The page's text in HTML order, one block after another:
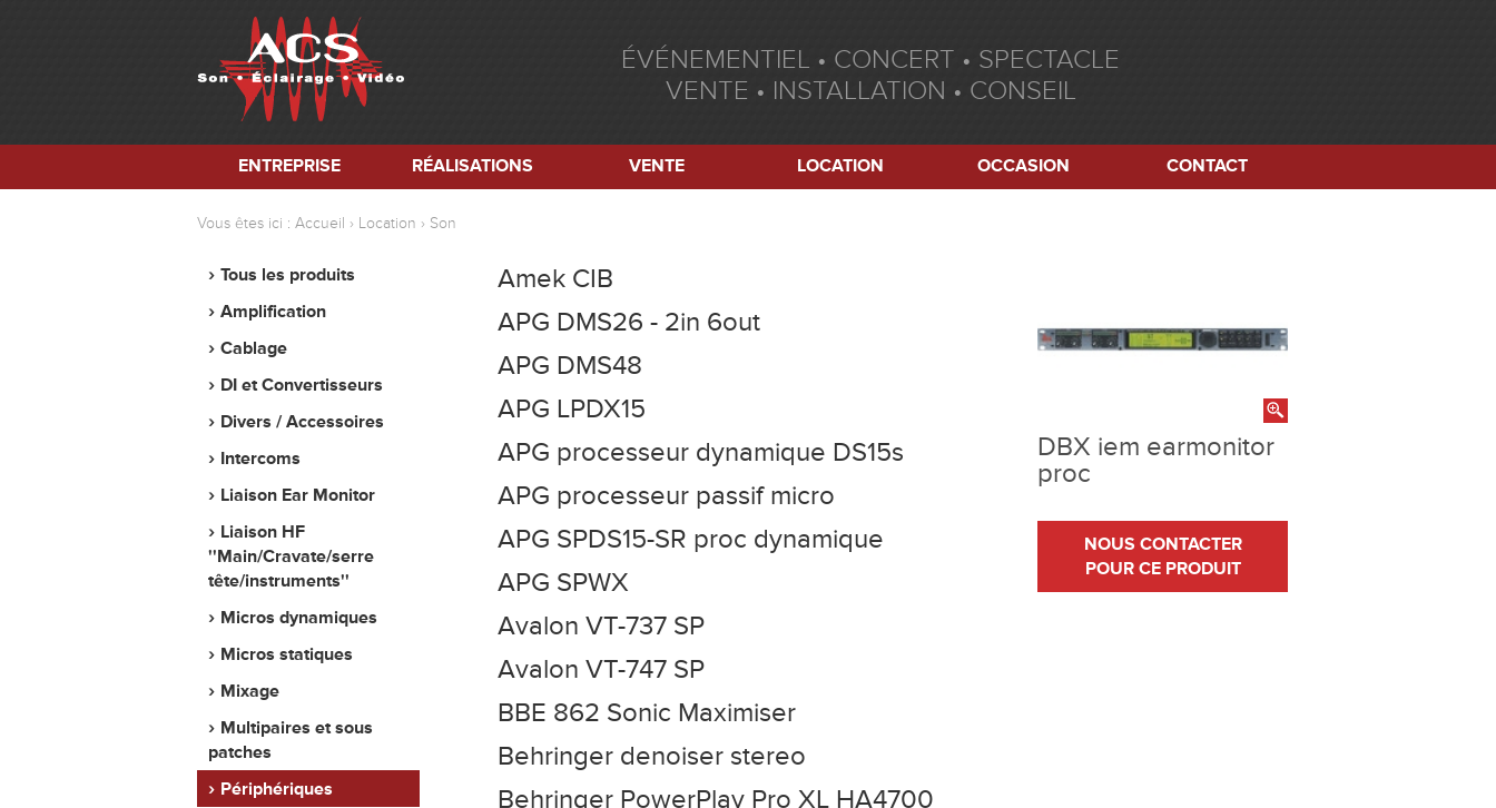
ÉVÉNEMENTIEL • CONCERT • SPECTACLE
VENTE • INSTALLATION • CONSEIL
ENTREPRISE RÉALISATIONS VENTE LOCATION OCCASION CONTACT
Vous êtes ici : Accueil Location Son
Tous les produits
Amplification
Cablage
DI et Convertisseurs
Divers / Accessoires
Intercoms
Liaison Ear Monitor
Liaison HF
''Main/Cravate/serre
tête/instruments''
Micros dynamiques
Micros statiques
Mixage
Multipaires et sous
patches
Périphériques
Amek CIB
APG DMS26 - 2in 6out
APG DMS48
APG LPDX15
APG processeur dynamique DS15s
APG processeur passif micro
APG SPDS15-SR proc dynamique
APG SPWX
Avalon VT-737 SP
Avalon VT-747 SP
BBE 862 Sonic Maximiser
Behringer denoiser stereo
Behringer PowerPlay Pro XL HA4700
DBX iem earmonitor
proc
NOUS CONTACTER
POUR CE PRODUIT